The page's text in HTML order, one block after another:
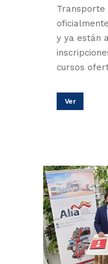
Transporte
y ya están
cursos
Ver